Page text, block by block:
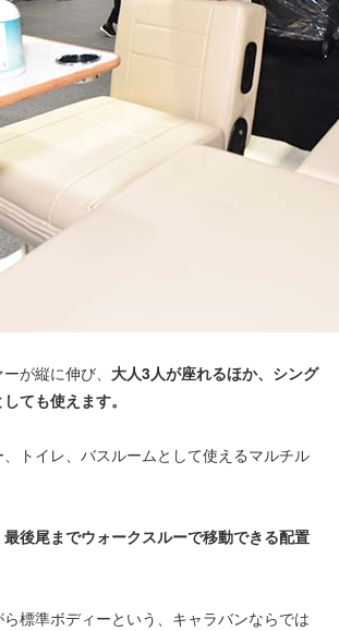
が縦に伸び、 大人3人が座れるほか、シング
ても使えます。
トイレ、バスルームとして使えるマルチル
最後尾までウォークスルーで移動できる配置
標準ボディーという、キャラバンならでは